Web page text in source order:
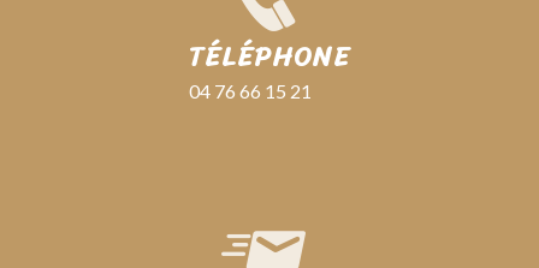
TÉLÉPHONE
04 76 66 15 21